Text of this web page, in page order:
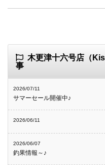
木更津十六号店（
事
2026/07/11
サマーセール開催中♪
2026/06/11
2026/06/07
釣果情報～♪